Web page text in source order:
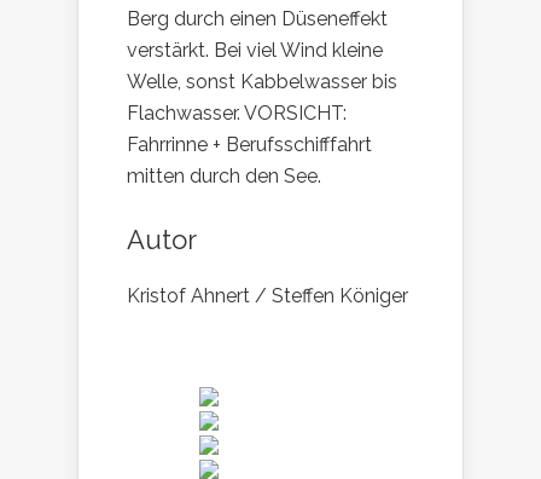
Berg durch einen Düseneffekt
verstärkt. Bei viel Wind kleine
Welle, sonst Kabbelwasser bis
Flachwasser. VORSICHT:
Fahrrinne + Berufsschifffahrt
mitten durch den See.
Autor
Kristof Ahnert / Steffen Königer